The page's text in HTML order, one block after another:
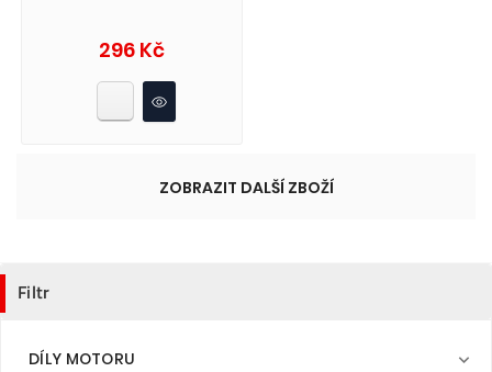
296 KčCena
ZOBRAZIT DALŠÍ ZBOŽÍ
Filtr
DÍLY MOTORU 